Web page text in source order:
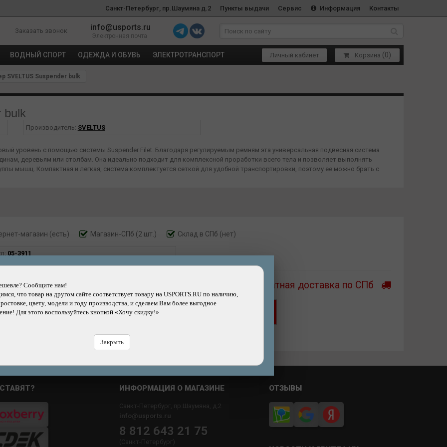
Санкт-Петербург, пр.Шаумяна д.2 Пункты выдачи Сервис Информация Контакты
Заказать звонок info@usports.ru
Электронная почта
ВОДНЫЙ СПОРТ ОДЕЖДА И ОБУВЬ ЭЛЕКТРОТРАНСПОРТ Личный кабинет Корзина (0)
SVELTUS Suspender bulk
bulk
Производитель: SVELTUS
уровень с помощью системы Suspender Filet. Благодаря регулируемым ремням эта универсальная подвесная система
деревьям или столбам. Она идеально подходит для комплексной проработки всего тела и позволяет выполнять
мышц. Компактная и легкая, система комплектуется сеткой для удобной транспортировки, поэтому ее можно брать с
тренировок и достижения эффективных результатов.
магазин (есть) Магазин-СПб (2 шт.) Склад в СПб (нет)
05-3911
Бесплатная доставка по СПб
6990р.
Сообщите нам!
что товар на другом сайте соответствует товару на USPORTS.RU по наличию,
цвету, модели и году производства, и сделаем Вам более выгодное
Для этого воспользуйтесь кнопкой «Хочу скидку!»
Закрыть
Добавить
в корзину
Купить
в кредит
Купить
в рассрочку
ИНФОРМАЦИЯ О МАГАЗИНЕ
Санкт-Петербург, пр.Шаумяна, д.2
info@usports.ru
8 812 643 21 75
(Санкт-Петербург)
ОТЗЫВЫ